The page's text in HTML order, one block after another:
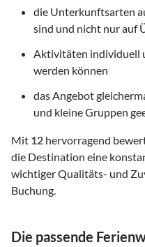
die Unterkunftsarten
sind und nicht nur auf
Aktivitäten individuell
werden können
das Angebot
und kleine Gruppen
Mit 12 hervorragend
die Destination eine
wichtiger Qualitäts- und
Buchung.
Die passende